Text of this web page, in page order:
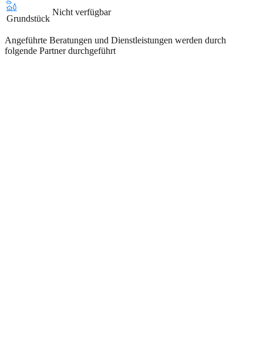
Grundstück
Nicht verfügbar
Angeführte Beratungen und Dienstleistungen werden durch
folgende Partner durchgeführt